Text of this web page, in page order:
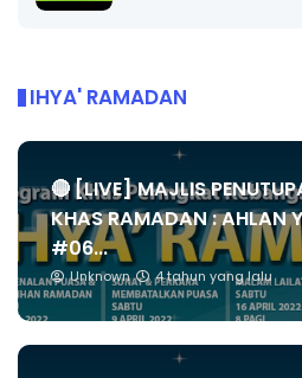
IHYA' RAMADAN
🔴 [LIVE] MAJLIS
KHAS RAMADAN : AHLAN
#06...
Unknown 4 tahun yang lalu